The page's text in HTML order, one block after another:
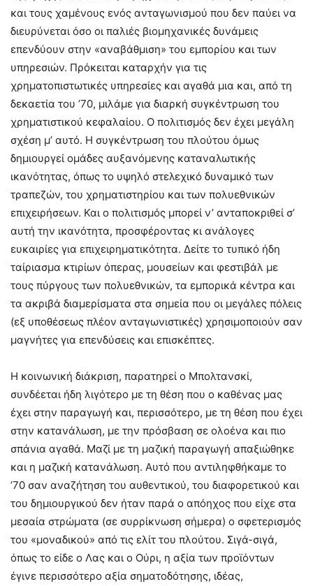
και τους χαμένους ενός ανταγωνισμού που δεν παύει να
διευρύνεται όσο οι παλιές βιομηχανικές δυνάμεις
επενδύουν στην «αναβάθμιση» του εμπορίου και των
υπηρεσιών. Πρόκειται καταρχήν για τις
χρηματοπιστωτικές υπηρεσίες και αγαθά μια και, από τη
δεκαετία του ’70, μιλάμε για διαρκή συγκέντρωση του
χρηματιστικού κεφαλαίου. Ο πολιτισμός δεν έχει μεγάλη
σχέση μ’ αυτό. Η συγκέντρωση του πλούτου όμως
δημιουργεί ομάδες αυξανόμενης καταναλωτικής
ικανότητας, όπως το υψηλό στελεχικό δυναμικό των
τραπεζών, του χρηματιστηρίου και των πολυεθνικών
επιχειρήσεων. Και ο πολιτισμός μπορεί ν’ ανταποκριθεί σ’
αυτή την ικανότητα, προσφέροντας κι ανάλογες
ευκαιρίες για επιχειρηματικότητα. Δείτε το τυπικό ήδη
ταίριασμα κτιρίων όπερας, μουσείων και φεστιβάλ με
τους πύργους των πολυεθνικών, τα εμπορικά κέντρα και
τα ακριβά διαμερίσματα στα σημεία που οι μεγάλες πόλεις
(εξ υποθέσεως πλέον ανταγωνιστικές) χρησιμοποιούν σαν
μαγνήτες για επενδύσεις και επισκέπτες.
Η κοινωνική διάκριση, παρατηρεί ο Μπολτανσκί,
συνδέεται ήδη λιγότερο με τη θέση που ο καθένας μας
έχει στην παραγωγή και, περισσότερο, με τη θέση που έχει
στην κατανάλωση, με την πρόσβαση σε ολοένα και πιο
σπάνια αγαθά. Μαζί με τη μαζική παραγωγή απαξιώθηκε
και η μαζική κατανάλωση. Αυτό που αντιληφθήκαμε το
’70 σαν αναζήτηση του αυθεντικού, του διαφορετικού και
του δημιουργικού δεν ήταν παρά ο απόηχος που είχε στα
μεσαία στρώματα (σε συρρίκνωση σήμερα) ο σφετερισμός
του «μοναδικού» από τις ελίτ του πλούτου. Σιγά-σιγά,
όπως το είδε ο Λας και ο Ούρι, η αξία των προϊόντων
έγινε περισσότερο αξία σηματοδότησης, ιδέας,